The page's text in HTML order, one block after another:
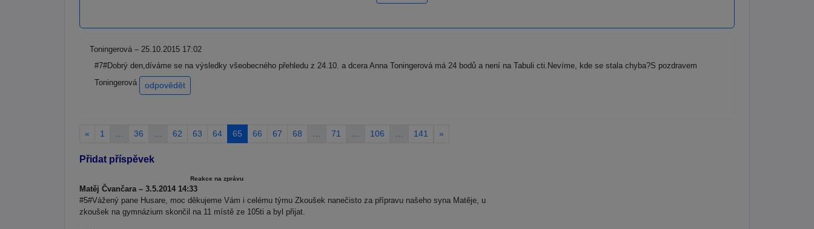
Toningerová – 25.10.2015 17:02
#7#Dobrý den,díváme se na výsledky všeobecného přehledu z 24.10. a dcera Anna Toningerová má 24 bodů a není na Tabuli cti.Nevíme, kde se stala chyba?S pozdravem
Toningerová
odpovědět
« 1 36 62 63 64 65 66 67 68 71 106 141 »
Přidat příspěvek
Reakce na zprávu
Matěj Čvančara – 3.5.2014 14:33
#5#Vážený pane Husare, moc děkujeme Vám i celému týmu Zkoušek nanečisto za přípravu našeho syna Matěje, u
zkoušek na gymnázium skončil na 11 místě ze 105ti a byl přijat.